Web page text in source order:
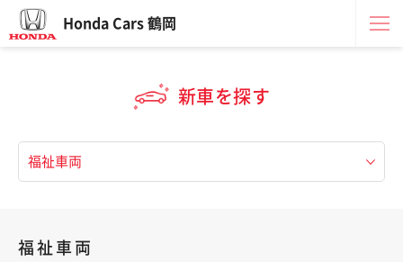
Honda Cars 鶴岡
新車を探す
福祉車両